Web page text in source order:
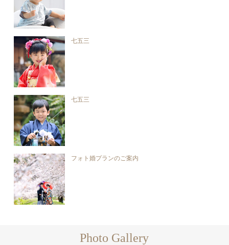
七五三
七五三
フォト婚プランのご案内
Photo Gallery